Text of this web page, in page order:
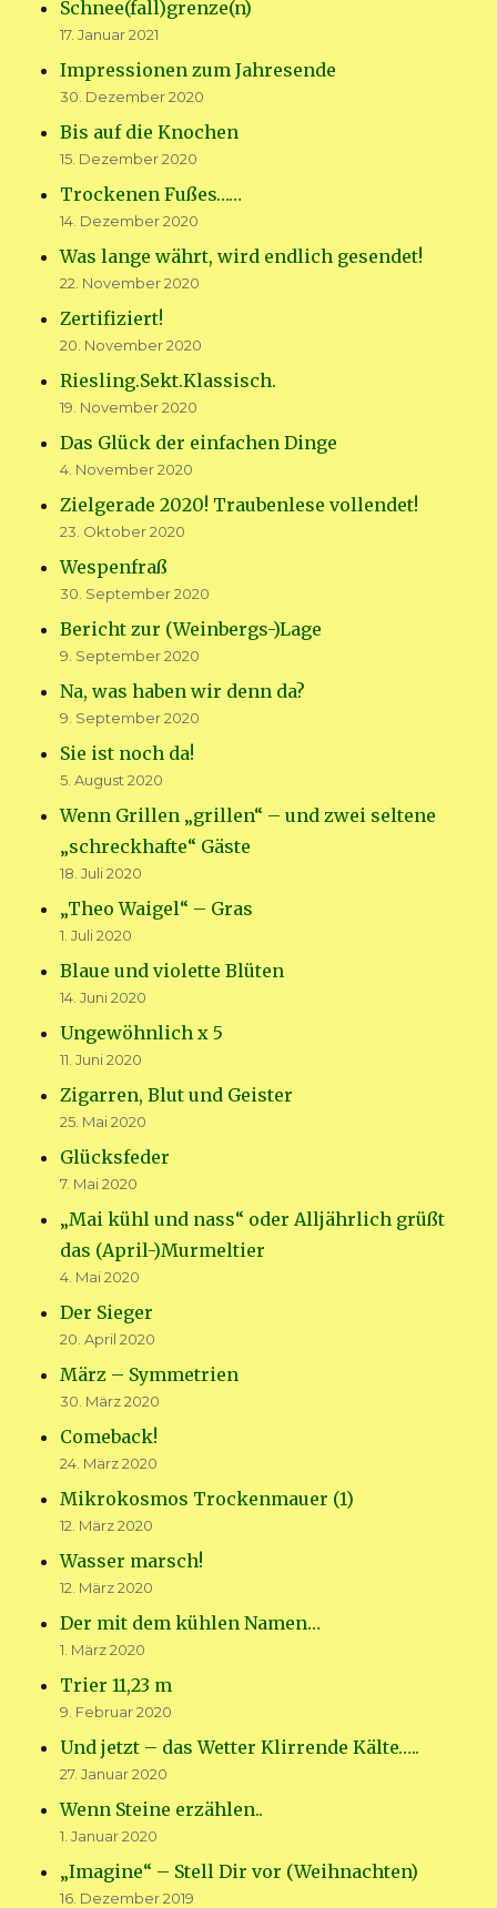
Schnee(fall)grenze(n)
17. Januar 2021
Impressionen zum Jahresende
30. Dezember 2020
Bis auf die Knochen
15. Dezember 2020
Trockenen Fußes……
14. Dezember 2020
Was lange währt, wird endlich gesendet!
22. November 2020
Zertifiziert!
20. November 2020
Riesling.Sekt.Klassisch.
19. November 2020
Das Glück der einfachen Dinge
4. November 2020
Zielgerade 2020! Traubenlese vollendet!
23. Oktober 2020
Wespenfraß
30. September 2020
Bericht zur (Weinbergs-)Lage
9. September 2020
Na, was haben wir denn da?
9. September 2020
Sie ist noch da!
5. August 2020
Wenn Grillen „grillen“ – und zwei seltene
„schreckhafte“ Gäste
18. Juli 2020
„Theo Waigel“ – Gras
1. Juli 2020
Blaue und violette Blüten
14. Juni 2020
Ungewöhnlich x 5
11. Juni 2020
Zigarren, Blut und Geister
25. Mai 2020
Glücksfeder
7. Mai 2020
„Mai kühl und nass“ oder Alljährlich grüßt
das (April-)Murmeltier
4. Mai 2020
Der Sieger
20. April 2020
März – Symmetrien
30. März 2020
Comeback!
24. März 2020
Mikrokosmos Trockenmauer (1)
12. März 2020
Wasser marsch!
12. März 2020
Der mit dem kühlen Namen…
1. März 2020
Trier 11,23 m
9. Februar 2020
Und jetzt – das Wetter Klirrende Kälte…..
27. Januar 2020
Wenn Steine erzählen..
1. Januar 2020
„Imagine“ – Stell Dir vor (Weihnachten)
16. Dezember 2019